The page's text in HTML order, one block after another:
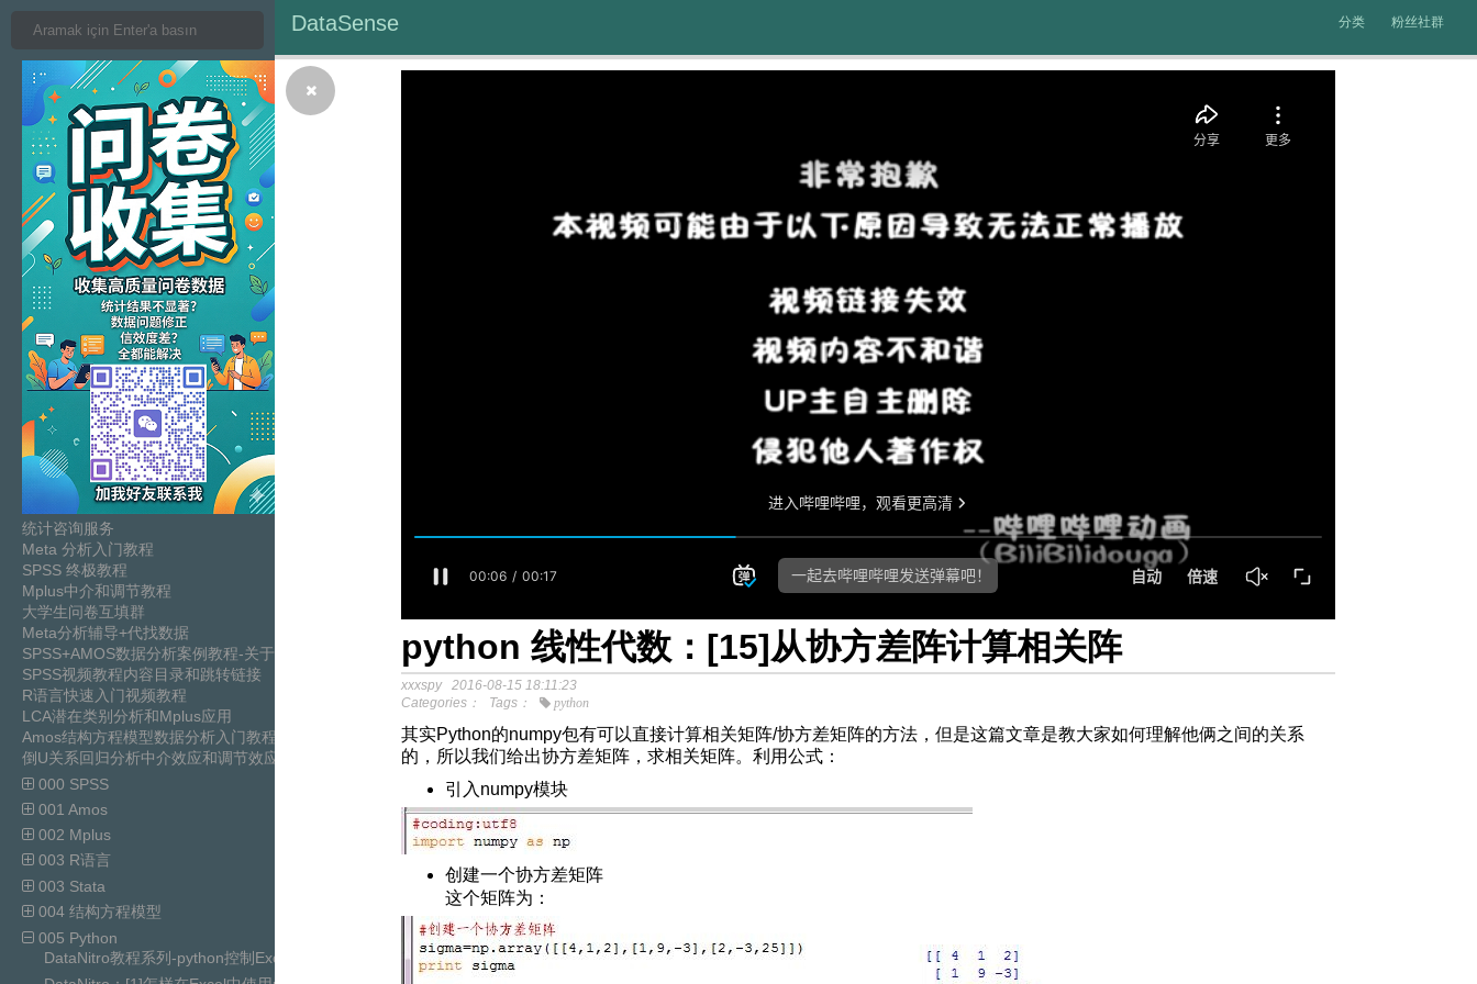
DataSense 分类 粉丝社群
统计咨询服务
Meta 分析入门教程
SPSS 终极教程
Mplus中介和调节教程
大学生问卷互填群
Meta分析辅导+代找数据
SPSS+AMOS数据分析案例教程-关于中介模
SPSS视频教程内容目录和跳转链接
R语言快速入门视频教程
LCA潜在类别分析和Mplus应用
Amos结构方程模型数据分析入门教程
倒U关系回归分析中介效应和调节效应分析SPSS视频教程
000 SPSS
001 Amos
002 Mplus
003 R语言
003 Stata
004 结构方程模型
005 Python
DataNitro教程系列-python控制Excel自动化替代VBA
python 线性代数：[15]从协方差阵计算相关阵
xxxspy
2016-08-15 18:11:23
Categories：
Tags： python
其实Python的numpy包有可以直接计算相关矩阵/协方差矩阵的方法，但是这篇文章是教大家如何理解他俩之间的关系
的，所以我们给出协方差矩阵，求相关矩阵。利用公式：
引入numpy模块
创建一个协方差矩阵
这个矩阵为：